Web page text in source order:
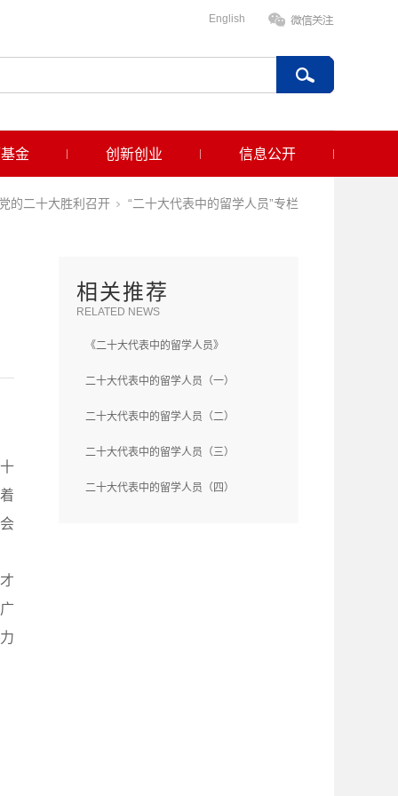
English
金 创新创业 信息公开
的二十大胜利召开 “二十大代表中的留学人员”专栏
相关推荐
RELATED NEWS
《二十大代表中的留学人员》
二十大代表中的留学人员（一）
二十大代表中的留学人员（二）
二十大代表中的留学人员（三）
二十大代表中的留学人员（四）